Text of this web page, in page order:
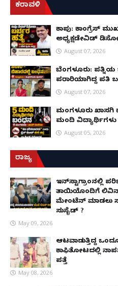
ಕರಾವಳಿ
ಕಾಪು: ಕಾಂಗ್ರೆಸ್
ಅಧ್ಯಕ್ಷಡೇವಿಡ್
August 07, 2026
ಬೆಂಗಳೂರು: ಪತ್ನಿಯ
ಪರಾರಿಯಾಗಿದ್ದ ಪತಿ
August 07, 2026
ಮಂಗಳೂರು ಖಾಸಗಿ
ಮಂದಿ
August 05, 2026
ರಾಜ್ಯ
ಇನ್​ಸ್ಟಾಗ್ರಾಂನಲ್ಲಿ
ತಾಯಿಯೊಂದಿಗೆ ಲಿವಿನ್
ಮೇಂಟೆನ್ ಮಾಡಲು
ಸುಸೈಡ್ ?
May 09, 2026
ಆಟವಾಡುತ್ತಿದ್ದ
ಕಾಫಿತೋಟದಲ್ಲಿ
ಪತ್ತೆ
May 08, 2026